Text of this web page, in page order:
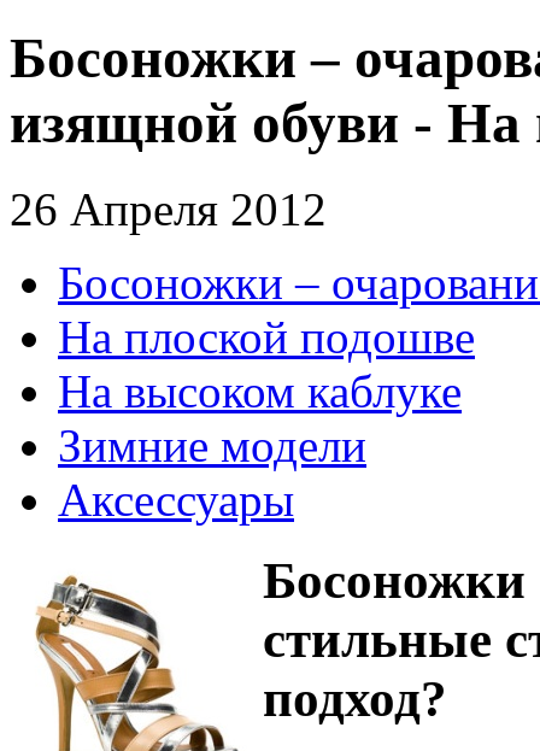
Босоножки –
изящной обуви - На
26 Апреля 2012
Босоножки –
На плоской подошве
На высоком каблуке
Зимние модели
Аксессуары
Босоножки
стильные
подход?